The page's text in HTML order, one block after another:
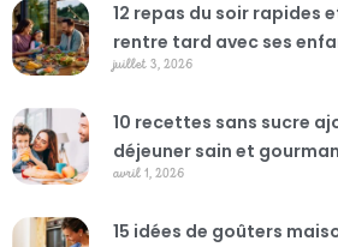
12 repas du soir rapides
rentre tard avec ses
juillet 3, 2026
10 recettes sans sucre
déjeuner sain et
avril 1, 2026
15 idées de goûters